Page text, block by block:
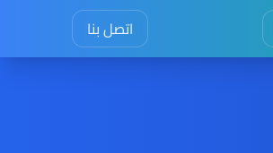
اتصل بنا